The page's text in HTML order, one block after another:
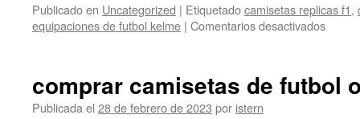
Publicado en Uncategorized | Etiquetadocamisetas replicas f1,
equipaciones de futbol kelme | Comentarios desactivadosen
comprar camisetas de futbol
Publicada el 28 de febrero de 2023 por istern